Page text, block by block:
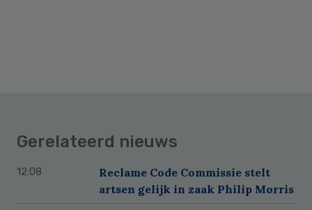
Gerelateerd nieuws
12:08
Reclame Code Commissie stelt
artsen gelijk in zaak Philip Morris